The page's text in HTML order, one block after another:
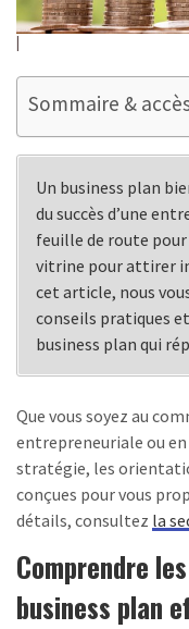
Sommaire &
Un business plan
du succès d’une
feuille de route pour
vitrine pour attirer
cet article, nous
conseils pratiques
business plan qui
Que vous soyez au
entrepreneuriale ou
stratégie, les
conçues pour vous
détails, consultez la
Comprendre
business plan